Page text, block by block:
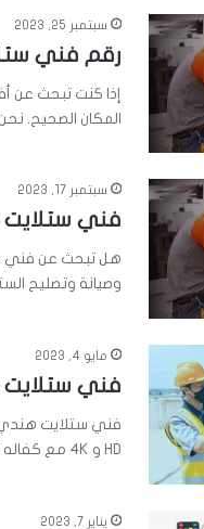
سبتمبر 25, 2023
رقم فني
إذا كنت تبحث عن
المكان الصحيح.
سبتمبر 17, 2023
فني ستلايت
هل تبحث عن فني
وصيانة وتصليح
مايو 4, 2023
فني ستلايت
فني ستلايت هندي
HD و 4K مع كفاله تركيب مركزي وعادي…
يناير 7, 2023